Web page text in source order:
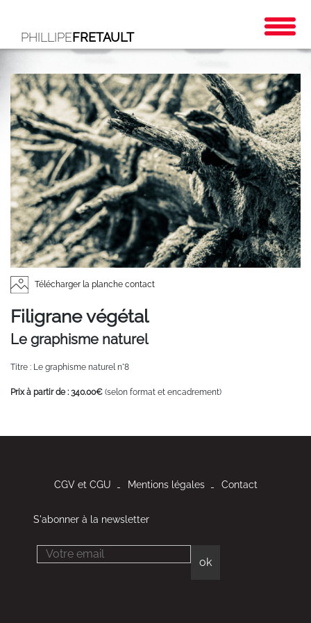
PHILLIPEFRETAULT
Télécharger la planche contact
Filigrane végétal
Le graphisme naturel
Titre : Le graphisme naturel n°8
Prix à partir de : 340.00€ (selon format et encadrement)
CGV et CGU Mentions légales Contact
S'abonner à la newsletter